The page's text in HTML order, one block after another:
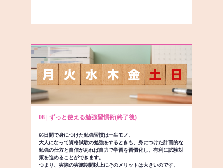
08 | ずっと使える勉強習慣術(終了後)
66日間で身につけた勉強習慣は一生モノ。
大人になって資格試験の勉強をするときも、身につけた計画的な
勉強の仕方と自信があれば自力で学習を習慣化し、有利に試験対
策を進めることができます。
つまり、実際の実施期間以上にそのメリットは大きいのです。